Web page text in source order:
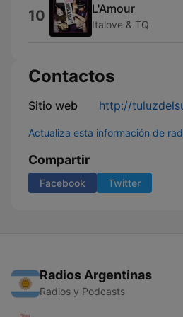
10 L'Amour
Italove & TQ
Contactos
Sitio web http://
Actualiza esta información de
Compartir
Facebook Twitter
Radios Argentinas
Radios y Podcasts